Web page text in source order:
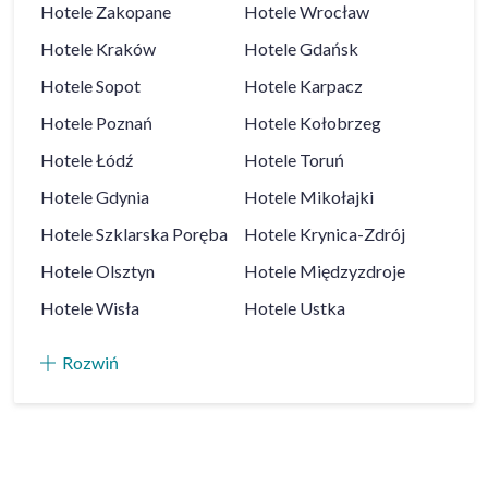
Hotele Zakopane HoteleWrocław
Hotele Kraków HoteleGdańsk
HoteleSopot Hotele Karpacz
Hotele Poznań Hotele Kołobrzeg
HoteleŁódź Hotele Toruń
HoteleGdynia Hotele Mikołajki
HoteleSzklarska Poręba Hotele Krynica-Zdrój
HoteleOlsztyn Hotele Międzyzdroje
HoteleWisła Hotele Ustka
Rozwiń